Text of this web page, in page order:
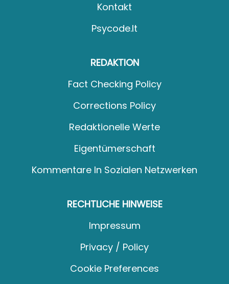
Kontakt
Psycode.it
REDAKTION
Fact Checking Policy
Corrections Policy
Redaktionelle Werte
Eigentümerschaft
Kommentare In Sozialen Netzwerken
RECHTLICHE HINWEISE
Impressum
Privacy / Policy
Cookie Preferences